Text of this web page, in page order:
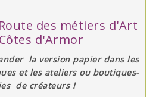
des métiers d'Art
d'Armor
la version papier dans les
et les ateliers ou boutiques-
de créateurs !